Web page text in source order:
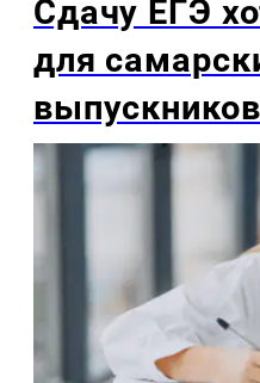
Сдачу ЕГЭ
для